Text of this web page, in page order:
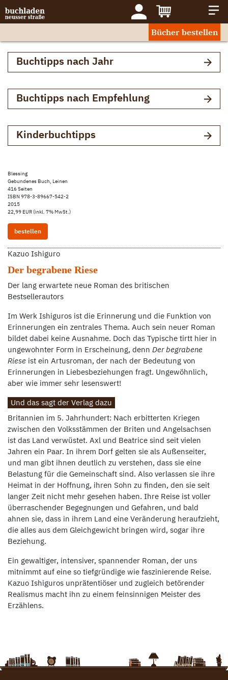
Bücher bestellen
Buchtipps nach Jahr
Buchtipps nach Empfehlung
Kinderbuchtipps
Blessing
Gebundenes Buch, Leinen
416 Seiten
ISBN 978-3-89667-542-2
2015
22,99 EUR (inkl. 7% MwSt.)
bestellen
Kazuo Ishiguro
Der begrabene Riese
Der lang erwartete neue Roman des britischen
Bestsellerautors
Im Werk Ishiguros ist die Erinnerung und die Funktion von
Erinnerungen ein zentrales Thema. Auch sein neuer Roman
bildet dabei keine Ausnahme. Doch das Typische tirtt hier in
ungewohnter Form in Erscheinung, denn Der begrabene
Riese ist ein Artusroman, der nach der Bedeutung von
Erinnerungen in Liebesbeziehungen fragt. Ungewöhnlich,
aber wie immer sehr lesenswert!
Und das sagt der Verlag dazu
Britannien im 5. Jahrhundert: Nach erbitterten Kriegen
zwischen den Volksstämmen der Briten und Angelsachsen
ist das Land verwüstet. Axl und Beatrice sind seit vielen
Jahren ein Paar. In ihrem Dorf gelten sie als Außenseiter,
und man gibt ihnen deutlich zu verstehen, dass sie eine
Belastung für die Gemeinschaft sind. Also verlassen sie ihre
Heimat in der Hoffnung, ihren Sohn zu finden, den sie seit
langer Zeit nicht mehr gesehen haben. Ihre Reise ist voller
überraschender Begegnungen und Gefahren, und bald
ahnen sie, dass in ihrem Land eine Veränderung heraufzieht,
die alles aus dem Gleichgewicht bringen wird, sogar ihre
Beziehung.
Ein gewaltiger, intensiver, spannender Roman, der uns
mitnimmt auf eine so tiefgründige wie faszinierende Reise.
Kazuo Ishiguros unprätentiöser und zugleich betörender
Realismus macht ihn zu einem feinsinnigen Meister des
Erzählens.